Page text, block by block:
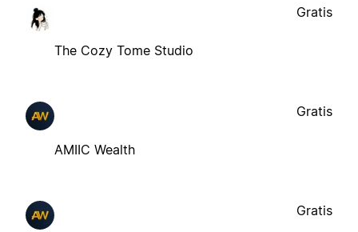
The Cozy Tome Studio
Gratis
AMIIC Wealth
Gratis
Gratis